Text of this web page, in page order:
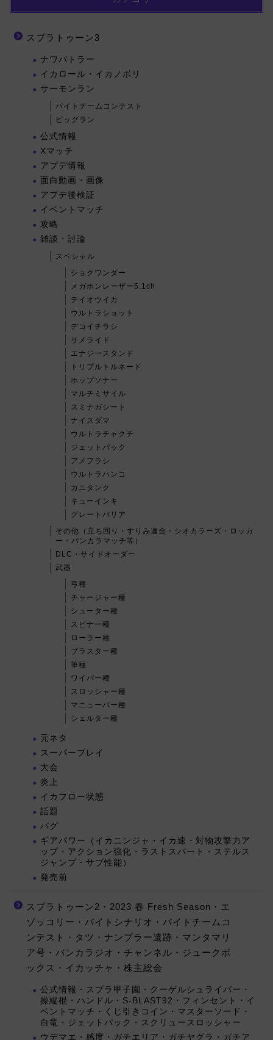
スプラトゥーン3
ナワバトラー
イカロール・イカノボリ
サーモンラン
バイトチームコンテスト
ビッグラン
公式情報
Xマッチ
アプデ情報
面白動画・画像
アプデ後検証
イベントマッチ
攻略
雑談・討論
スペシャル
ショクワンダー
メガホンレーザー5.1ch
テイオウイカ
ウルトラショット
デコイチラシ
サメライド
エナジースタンド
トリプルトルネード
ホップソナー
マルチミサイル
スミナガシート
ナイスダマ
ウルトラチャクチ
ジェットパック
アメフラシ
ウルトラハンコ
カニタンク
キューインキ
グレートバリア
その他（立ち回り・すりみ連合・シオカラーズ・ロッカ
ー・バンカラマッチ等）
DLC・サイドオーダー
武器
弓種
チャージャー種
シューター種
スピナー種
ローラー種
ブラスター種
筆種
ワイパー種
スロッシャー種
マニューバー種
シェルター種
元ネタ
スーパープレイ
大会
炎上
イカフロー状態
話題
バグ
ギアパワー（イカニンジャ・イカ速・対物攻撃力ア
ップ・アクション強化・ラストスパート・ステルス
ジャンプ・サブ性能）
発売前
スプラトゥーン2・2023 春 Fresh Season・エ
ゾッコリー・バイトシナリオ・バイトチームコ
ンテスト・タツ・ナンプラー遺跡・マンタマリ
ア号・バンカラジオ・チャンネル・ジュークボ
ックス・イカッチャ・株主総会
公式情報・スプラ甲子園・クーゲルシュライバー・
操縦棍・ハンドル・S-BLAST92・フィンセント・イ
ベントマッチ・くじ引きコイン・マスターソード・
白竜・ジェットパック・スクリュースロッシャー
ウデマエ・感度・ガチエリア・ガチヤグラ・ガチア